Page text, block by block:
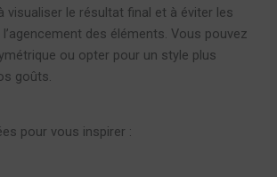
visualiser le résultat final et à éviter les
des éléments. Vous pouvez
ou opter pour un style plus
goûts.
pour vous inspirer :